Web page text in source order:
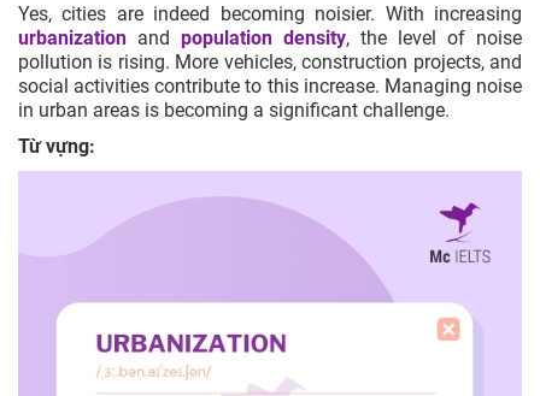
Yes, cities are indeed becoming noisier. With increasing
urbanization and population density, the level of noise
pollution is rising. More vehicles, construction projects, and
social activities contribute to this increase. Managing noise
in urban areas is becoming a significant challenge.
Từ vựng: